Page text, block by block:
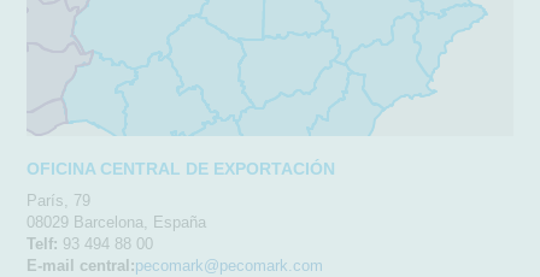
OFICINA CENTRAL DE EXPORTACIÓN
París, 79
08029 Barcelona, España
Telf: 93 494 88 00
E-mail central:pecomark@pecomark.com